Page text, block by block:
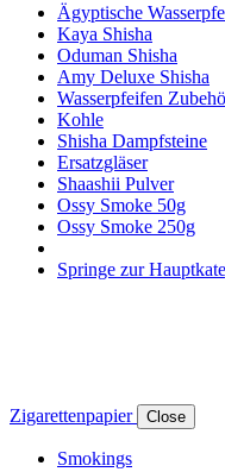
Ägyptische
Kaya Shisha
Oduman Shisha
Amy Deluxe Shisha
Wasserpfeifen
Kohle
Shisha Dampfsteine
Ersatzgläser
Shaashii Pulver
Ossy Smoke 50g
Ossy Smoke 250g
Springe zur
Zigarettenpapier Close
Smokings